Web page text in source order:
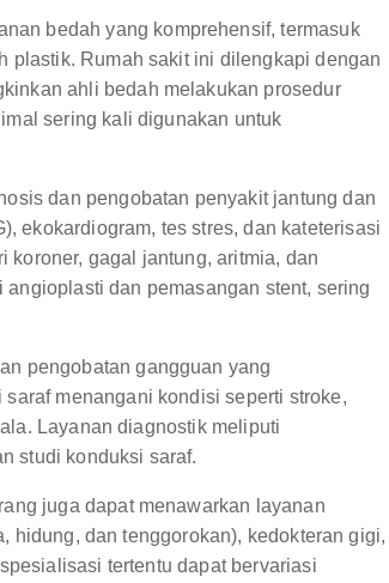
bedah yang komprehensif, termasuk
plastik. Rumah sakit ini dilengkapi dengan
ahli bedah melakukan prosedur
sering kali digunakan untuk
dan pengobatan penyakit jantung dan
ekokardiogram, tes stres, dan kateterisasi
koroner, gagal jantung, aritmia, dan
dan pemasangan stent, sering
pengobatan gangguan yang
menangani kondisi seperti stroke,
Layanan diagnostik meliputi
studi konduksi saraf.
juga dapat menawarkan layanan
hidung, dan tenggorokan), kedokteran gigi,
tertentu dapat bervariasi